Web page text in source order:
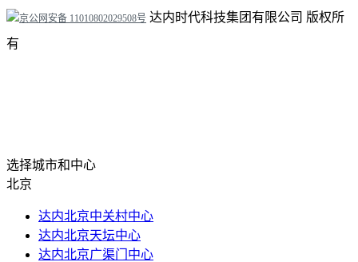
京公网安备 11010802029508号 达内时代科技集团有限公司 版权所
有
选择城市和中心
北京
达内北京中关村中心
达内北京天坛中心
达内北京广渠门中心